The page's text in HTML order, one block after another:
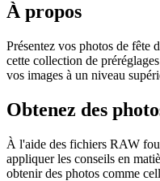
À propos
Présentez vos photos de fête
cette collection de
vos images à un niveau
Obtenez des
À l'aide des fichiers RAW
appliquer les conseils en
obtenir des photos comme